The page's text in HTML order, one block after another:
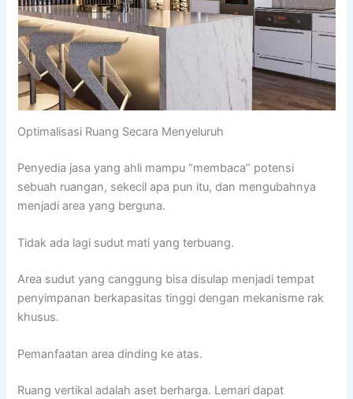
Optimalisasi Ruang Secara Menyeluruh
Penyedia jasa yang ahli mampu “membaca” potensi
sebuah ruangan, sekecil apa pun itu, dan mengubahnya
menjadi area yang berguna.
Tidak ada lagi sudut mati yang terbuang.
Area sudut yang canggung bisa disulap menjadi tempat
penyimpanan berkapasitas tinggi dengan mekanisme rak
khusus.
Pemanfaatan area dinding ke atas.
Ruang vertikal adalah aset berharga. Lemari dapat